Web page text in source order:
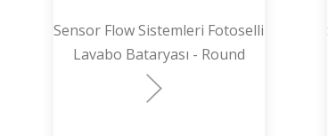
Sensor Flow Sistemleri Fotoselli
Lavabo Bataryası - Round